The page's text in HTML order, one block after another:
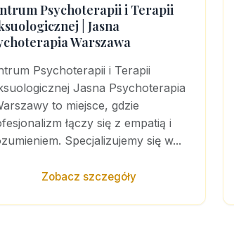
Psychoterapii i Terapii
| Jasna
Warszawa
Psychoterapii i Terapii
Jasna Psychoterapia
to miejsce, gdzie
łączy się z empatią i
Specjalizujemy się w...
Zobacz szczegóły